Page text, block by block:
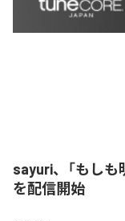
sayuri、「もし
を配信開始